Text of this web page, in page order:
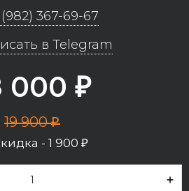
367-69-67
в Telegram
000 ₽
19 900₽
- 1 900 ₽